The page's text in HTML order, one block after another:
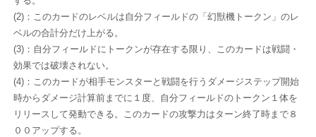
(2)：このカードのレベルは自分フィールドの「幻獣機トークン」のレ
ベルの合計分だけ上がる。
(3)：自分フィールドにトークンが存在する限り、このカードは戦闘・
効果では破壊されない。
(4)：このカードが相手モンスターと戦闘を行うダメージステップ開始
時からダメージ計算前までに１度、自分フィールドのトークン１体を
リリースして発動できる。このカードの攻撃力はターン終了時まで８
００アップする。